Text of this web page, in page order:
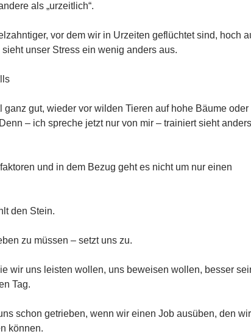
als „urzeitlich“.
vor dem wir in Urzeiten geflüchtet sind, hoch
unser Stress ein wenig anders aus.
ganz gut, wieder vor wilden Tieren auf hohe Bäume oder
– ich spreche jetzt nur von mir – trainiert sieht anders
und in dem Bezug geht es nicht um nur einen
den Stein.
zu müssen – setzt uns zu.
wir uns leisten wollen, uns beweisen wollen, besser
Tag.
schon getrieben, wenn wir einen Job ausüben, den wir
können.